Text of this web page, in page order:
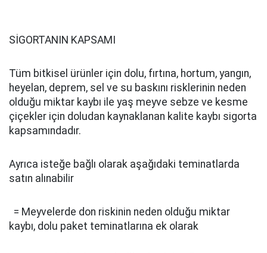
SİGORTANIN KAPSAMI
Tüm bitkisel ürünler için dolu, fırtına, hortum, yangın,
heyelan, deprem, sel ve su baskını risklerinin neden
olduğu miktar kaybı ile yaş meyve sebze ve kesme
çiçekler için doludan kaynaklanan kalite kaybı sigorta
kapsamındadır.
Ayrıca isteğe bağlı olarak aşağıdaki teminatlarda
satın alınabilir
= Meyvelerde don riskinin neden olduğu miktar
kaybı, dolu paket teminatlarına ek olarak